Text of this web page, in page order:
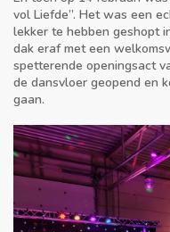
vol Liefde”. Het was een
lekker te hebben geshopt
dak eraf met een
spetterende openingsact
de dansvloer geopend en
gaan.